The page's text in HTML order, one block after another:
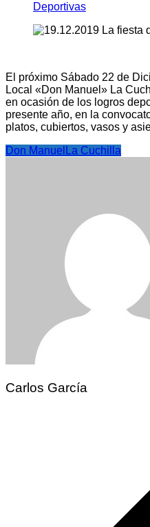
Deportivas
El próximo Sábado 22 de
Local «Don Manuel» La
en ocasión de los logros
presente año, en la
platos, cubiertos, vasos y
Don Manuel La Cuchilla
Carlos García